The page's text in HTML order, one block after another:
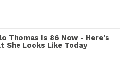
Thomas Is 86 Now - Here's
She Looks Like Today